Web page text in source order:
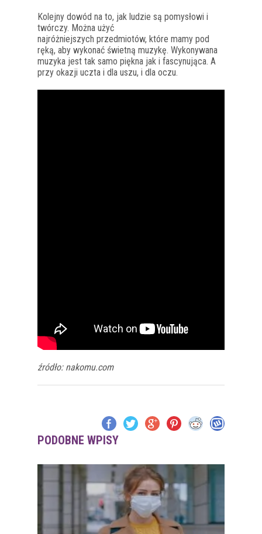
Kolejny dowód na to, jak ludzie są pomysłowi i
twórczy. Można użyć
najróżniejszych przedmiotów, które mamy pod
ręką, aby wykonać świetną muzykę. Wykonywana
muzyka jest tak samo piękna jak i fascynująca. A
przy okazji uczta i dla uszu, i dla oczu.
źródło: nakomu.com
PODOBNE WPISY